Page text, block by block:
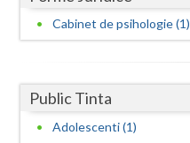
Galati
Gorj
Cabinet de psihologie (1)
Public Tinta
Adolescenti (1)